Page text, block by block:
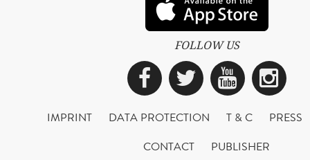
FOLLOW US
Facebook
Twitter
IMPRINT DATA PROTECTION T & C
PRESS
CONTACT
PUBLISHER